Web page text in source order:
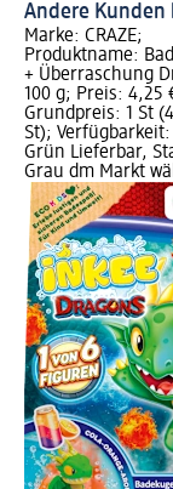
Andere Kunden
Marke: CRAZE;
Produktname:
+ Überraschung
100 g; Preis: 4,25
Grundpreis: 1 St
St);
Grün Lieferbar,
Grau dm Markt